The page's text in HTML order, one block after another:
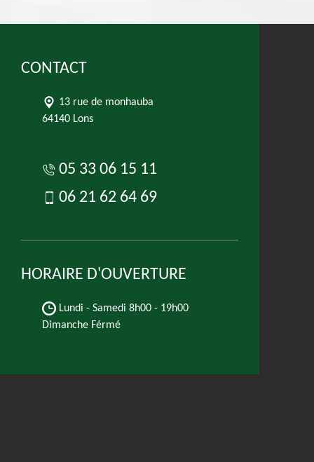
CONTACT
13 rue de monhauba
64140 Lons
05 33 06 15 11
06 21 62 64 69
HORAIRE D'OUVERTURE
Lundi - Samedi 8h00 - 19h00
Dimanche Férmé